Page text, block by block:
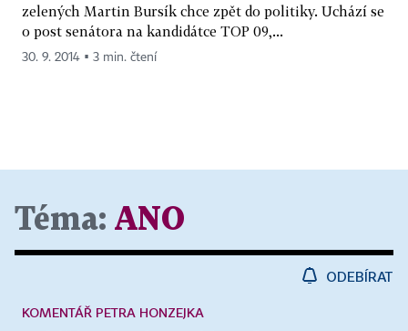
zelených Martin Bursík chce zpět do politiky. Uchází se
o post senátora na kandidátce TOP 09,...
30. 9. 2014 ▪ 3 min. čtení
Téma: ANO
ODEBÍRAT
KOMENTÁŘ PETRA HONZEJKA